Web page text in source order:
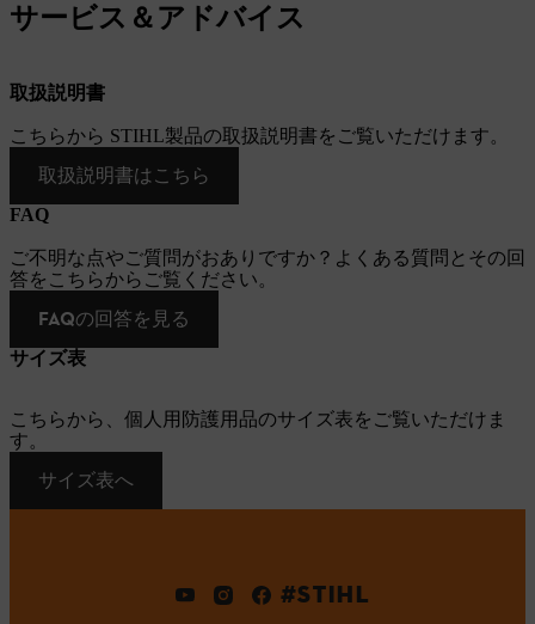
サービス＆アドバイス
取扱説明書
こちらから STIHL製品の取扱説明書をご覧いただけます。
取扱説明書はこちら
FAQ
ご不明な点やご質問がおありですか？よくある質問とその回
答をこちらからご覧ください。
FAQの回答を見る
サイズ表
こちらから、個人用防護用品のサイズ表をご覧いただけま
す。
サイズ表へ
#STIHL